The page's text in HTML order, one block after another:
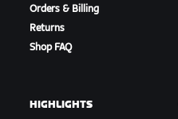
Orders & Billing
Returns
Shop FAQ
HIGHLIGHTS